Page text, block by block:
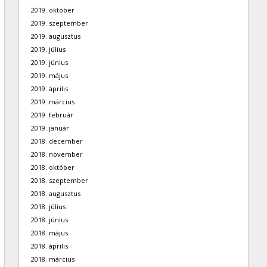
2019. október
2019. szeptember
2019. augusztus
2019. július
2019. június
2019. május
2019. április
2019. március
2019. február
2019. január
2018. december
2018. november
2018. október
2018. szeptember
2018. augusztus
2018. július
2018. június
2018. május
2018. április
2018. március